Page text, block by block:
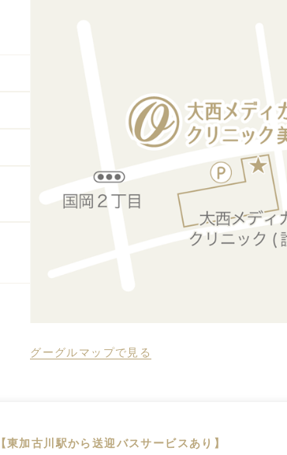
グーグルマップで見る
【東加古川駅から送迎バスサービスあり】